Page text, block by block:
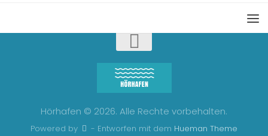
Hörhafen © 2026. Alle Rechte vorbehalten.
Powered by - Entworfen mit dem Hueman Theme